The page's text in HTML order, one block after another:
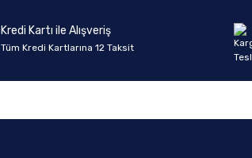
Kredi Kartı ile Alışveriş
Tüm Kredi Kartlarına 12 Taksit